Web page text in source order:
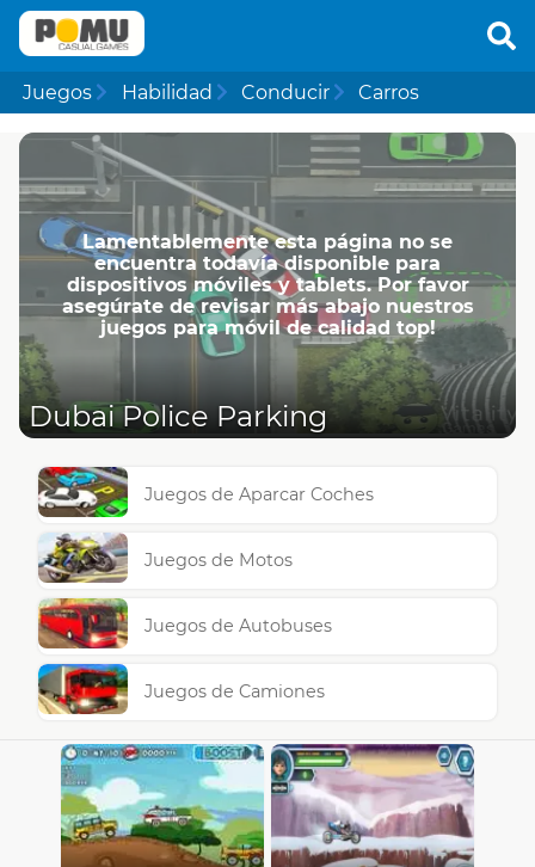
Juegos Habilidad Conducir Carros
Lamentablemente esta página no se
encuentra todavía disponible para
dispositivos móviles y tablets. Por favor
asegúrate de revisar más abajo nuestros
juegos para móvil de calidad top!
Dubai Police Parking
Juegos de Aparcar Coches
Juegos de Motos
Juegos de Autobuses
Juegos de Camiones